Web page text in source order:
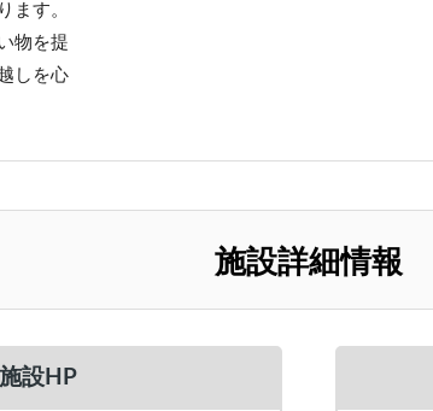
ます。
物を提
しを心
施設詳細情報
設HP